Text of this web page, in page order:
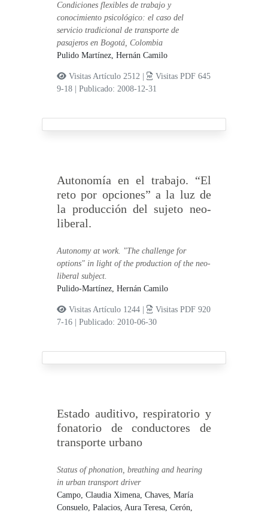
Condiciones flexibles de trabajo y
conocimiento psicológico: el caso del
servicio tradicional de transporte de
pasajeros en Bogotá, Colombia
Pulido Martínez, Hernán Camilo
Visitas Artículo 2512 |
Visitas PDF 645
9-18
|Publicado: 2008-12-31
Autonomía en el trabajo. “El
reto por opciones” a la luz de
la producción del sujeto neo-
liberal.
Autonomy at work. "The challenge for
options" in light of the production of the neo-
liberal subject.
Pulido-Martínez, Hernán Camilo
Visitas Artículo 1244 |
Visitas PDF 920
7-16
|Publicado: 2010-06-30
Estado auditivo, respiratorio y
fonatorio de conductores de
transporte urbano
Status of phonation, breathing and hearing
in urban transport driver
Campo, Claudia Ximena,Chaves, María
Consuelo,Palacios, Aura Teresa,Cerón,